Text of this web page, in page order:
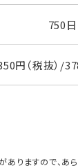
750日
円（税抜）/
りますので、あら